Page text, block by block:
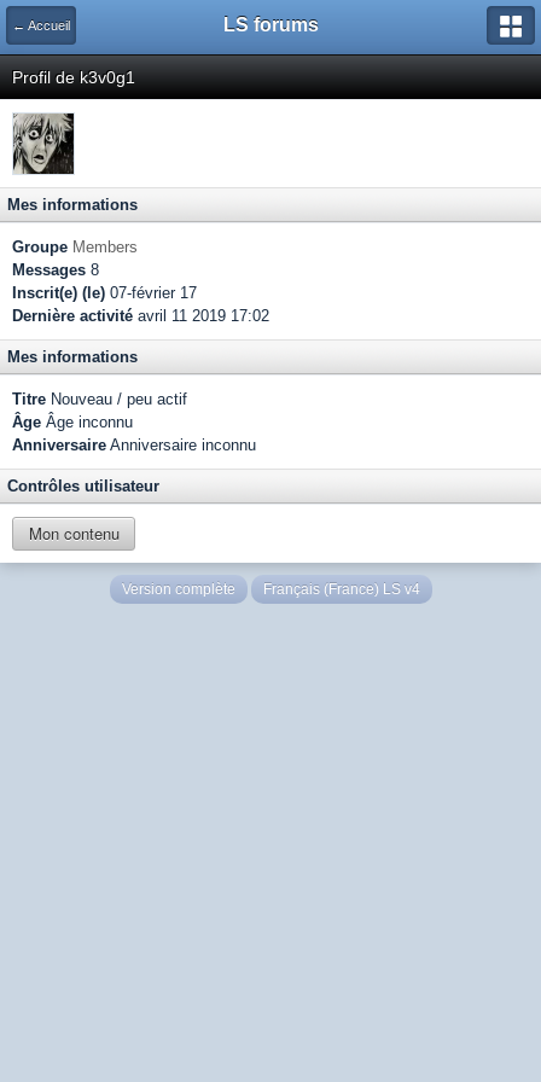
← Accueil LS forums
Profil de k3v0g1
Mes informations
Groupe Members
Messages 8
Inscrit(e) (le) 07-février 17
Dernière activité avril 11 2019 17:02
Mes informations
Titre Nouveau / peu actif
Âge Âge inconnu
Anniversaire Anniversaire inconnu
Contrôles utilisateur
Mon contenu
Version complète Français (France) LS v4